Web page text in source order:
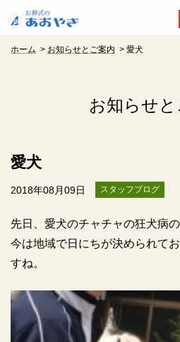
ホーム > お知らせとご案内 > 愛犬
お知らせと
愛犬
2018年08月09日 スタッフブログ
先日、愛犬のチャチャの狂犬病
今は地域で日にちが決められて
すね。